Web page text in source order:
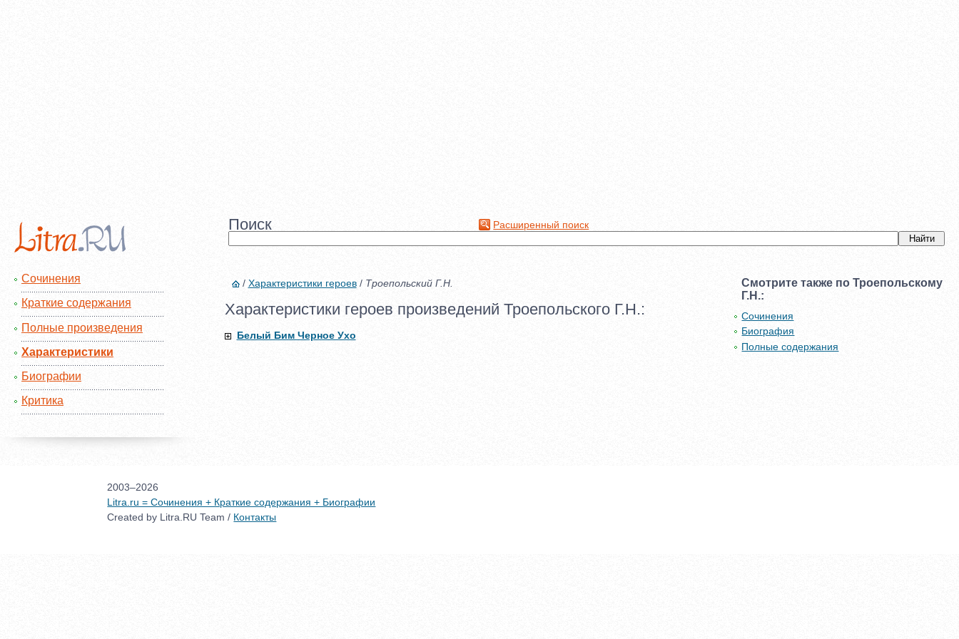
Поиск Расширенный поиск
Сочинения
Краткие содержания
Полные произведения
Характеристики
Биографии
Критика
/ Характеристики героев/ Троепольский Г.Н.
Характеристики героев произведений Троепольского Г.Н.:
Белый Бим Черное Ухо
Смотрите также по Троепольскому
Г.Н.:
Сочинения
Биография
Полные содержания
2003–2026
Litra.ru = Сочинения + Краткие содержания + Биографии
Created by Litra.RU Team / Контакты